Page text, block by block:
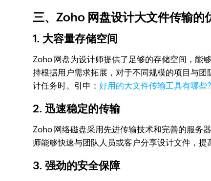
三、Zoho 网盘设计大文件传输的
1. 大容量存储空间
Zoho 网盘为设计师提供了足够的存储空间，能
持根据用户需求拓展，对于不同规模的项目与
计任务时。引申：好用的大文件传输工具有哪些?
2. 迅速稳定的传输
Zoho 网络磁盘采用先进传输技术和完善的服务
师能够快速与团队人员或客户分享设计文件，提
3. 强劲的安全保障